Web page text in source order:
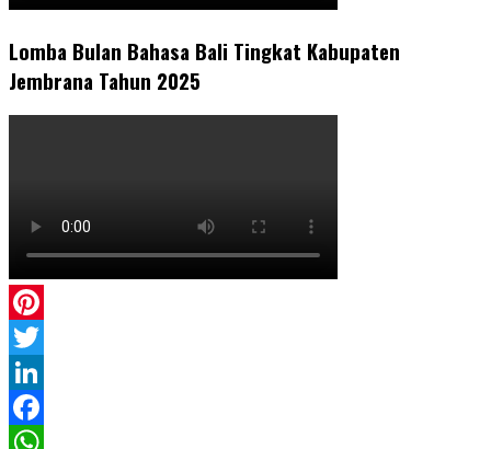
Lomba Bulan Bahasa Bali Tingkat Kabupaten
Jembrana Tahun 2025
Pinterest
Twitter
LinkedIn
Facebook